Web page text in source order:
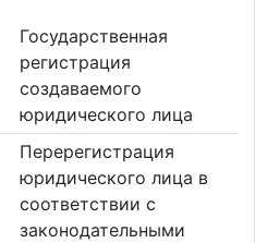
Государственная
регистрация
создаваемого
юридического лица
Перерегистрация
юридического лица в
соответствии с
законодательными